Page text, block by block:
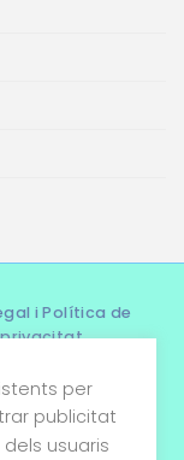
i Política de
privacitat
i condicions
de cookies
per
publicitat
usuaris